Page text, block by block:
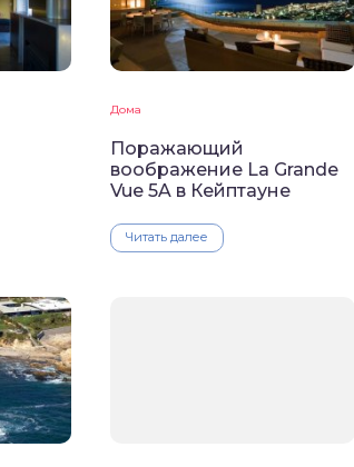
Дома
Поражающий
воображение La Grande
Vue 5A в Кейптауне
Читать далее